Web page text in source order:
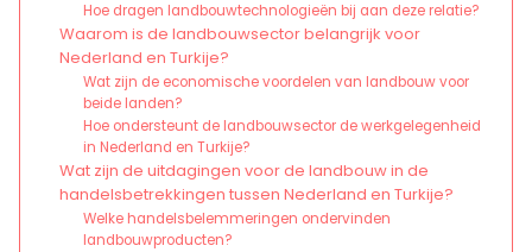
Hoe dragen landbouwtechnologieën bij aan deze relatie?
Waarom is de landbouwsector belangrijk voor
Nederland en Turkije?
Wat zijn de economische voordelen van landbouw voor
beide landen?
Hoe ondersteunt de landbouwsector de werkgelegenheid
in Nederland en Turkije?
Wat zijn de uitdagingen voor de landbouw in de
handelsbetrekkingen tussen Nederland en Turkije?
Welke handelsbelemmeringen ondervinden
landbouwproducten?